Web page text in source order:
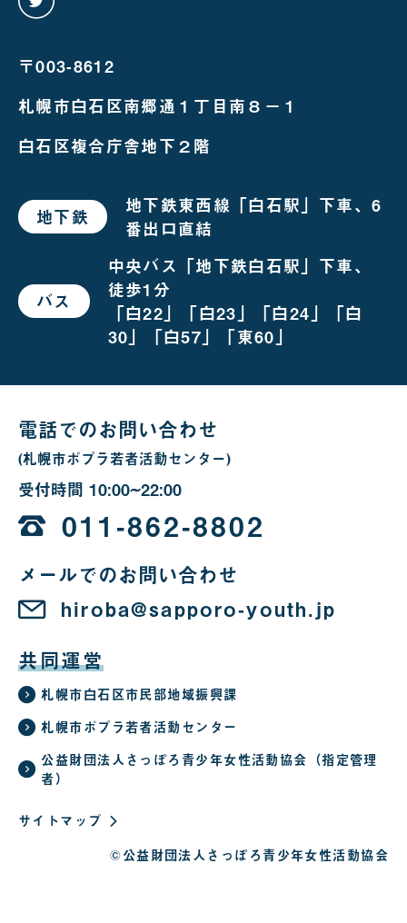
〒003-8612
札幌市白石区南郷通１丁目南８－１
白石区複合庁舎地下２階
地下鉄 で
お
場
合
地下鉄東西線「白石駅」下車、6
番出口直結
バス で
お
中央バス「地下鉄白石駅」下車、
徒歩1分
「白22」「白23」「白24」「白
30」「白57」「東60」
電話でのお問い合わせ
(札幌市ポプラ若者活動センター)
受付時間 10:00~22:00
時
か
ら
22
011-862-8802
メールでのお問い合わせ
hiroba@sapporo-youth.jp
共同運営
札幌市白石区市民部地域振興課
札幌市ポプラ若者活動センター
公益財団法人さっぽろ青少年女性活動協会（指定管理
者）
サイトマップ
©公益財団法人さっぽろ青少年女性活動協会